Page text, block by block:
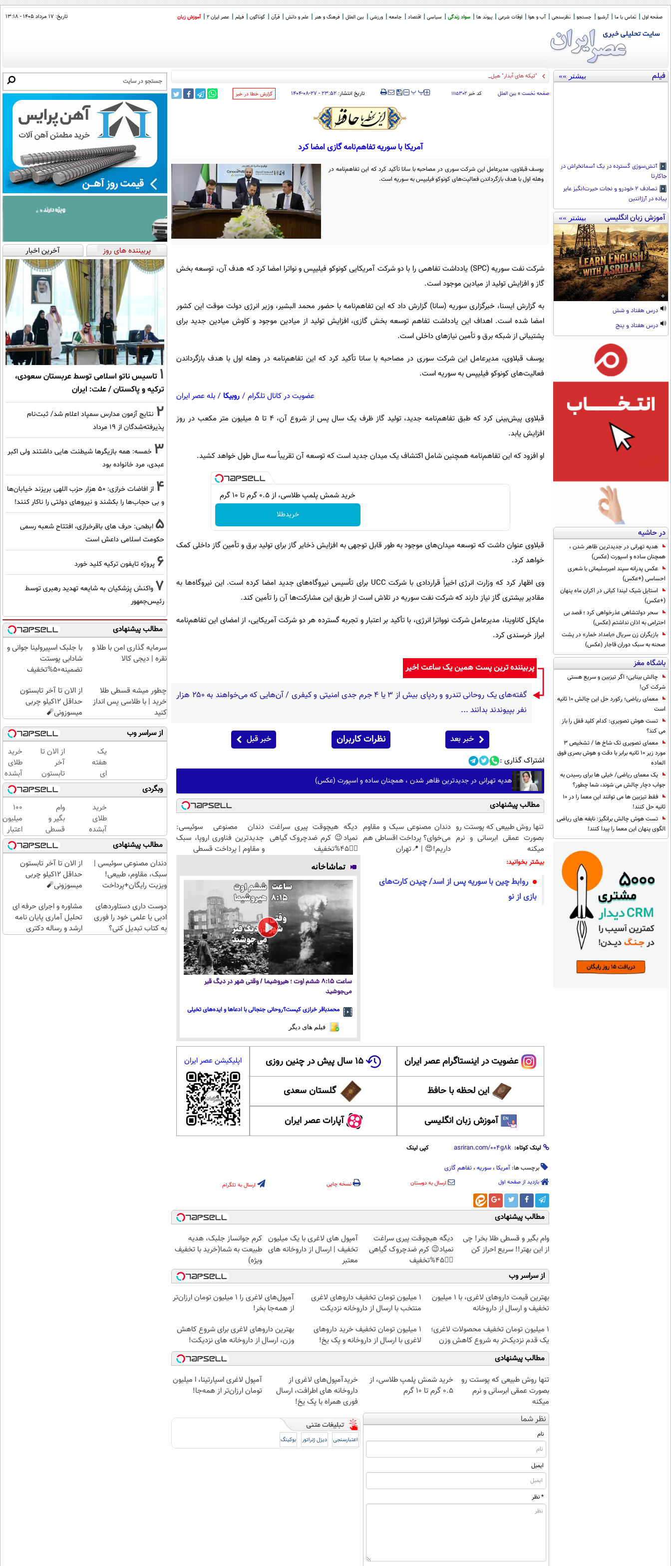
صفحه اول تماس با ما آرشیو جستجو نظرسنجی آب و هوا اوقات شرعی پیوند ها سواد زندگی سیاسی اقتصاد جامعه ورزشی بین الملل فرهنگ و هنر علم و دانش قرآن گوناگون فیلم عصر ایران 2 آموزش زبان تاریخ: ۱۷ مرداد ۱۴۰۵ - ۱۳:۱۸
فیلم بیشتر »»
آتش‌سوزی گسترده در یک آسمانخراش در
جاکارتا
تصادف ۲ خودرو و نجات حیر‌ت‌انگیز عابر
پیاده در آرژانتین
آموزش زبان انگلیسی بیشتر »»
درس هفتاد و شش
درس هفتاد و پنج
در حاشیه
هدیه تهرانی در جدیدترین ظاهر شدن ،
همچنان ساده و اسپورت (عکس)
عکس پدرانه سپند امیرسلیمانی با شعری
احساسی (+عکس)
استایل شیک لیندا کیانی در اکران ماه پنهان
(+عکس)
سحر دولتشاهی عذرخواهی کرد ؛ قصد بی
احترامی به اذان نداشتم (عکس)
بازیگران زن سریال «بامداد خمار» در پشت
صحنه به سبک دوران قاجار (عکس)
باشگاه مغز
چالش بینایی؛ اگر تیزبین و سریع هستی
شرکت کن!
معمای ریاضی؛ رکورد حل این چالش 10 ثانیه
است
تست هوش تصویری: کدام کلید قفل را باز
می کند؟
معمای تصویری تک شاخ ها / تشخیص 3
مورد زیر 10 ثانیه برابر با دقت و هوش بصری فوق
العاده
یک معمای ریاضی/ خیلی ها برای رسیدن به
جواب دچار چالش می شوند، شما چطور؟
فقط تیزبین ها می توانند این معما را در 10
ثانیه حل کنند!
تست هوش چالش برانگیز: نابغه های ریاضی
الگوی پنهان این معما را پیدا کنند!
"تیکه های آبدار" هیلاری کلینتون به ت
صفحه نخست » بین الملل کد خبر ۱۱۱۵۳۰۲ ‍‍‍ پ پ تاریخ انتشار: ۲۳:۵۲ - ۲۷-۰۸-۱۴۰۴ ‌گزارش خطا در خبر
آمریکا با سوریه تفاهم‌نامه گازی امضا کرد
یوسف قبلاوی، مدیرعامل این شرکت سوری در مصاحبه با سانا تأکید کرد که این تفاهم‌نامه در
وهله اول با هدف بازگرداندن فعالیت‌های کونوکو فیلیپس به سوریه است.
شرکت نفت سوریه (SPC) یادداشت تفاهمی را با دو شرکت‌ آمریکایی کونوکو فیلیپس و نواترا امضا کرد که هدف آن، توسعه بخش
گاز و افزایش تولید از میادین موجود است.
به گزارش ایسنا، خبرگزاری سوریه (سانا) گزارش داد که این تفاهم‌نامه با حضور محمد البشیر، وزیر انرژی دولت موقت این کشور
امضا شده است. اهداف این یادداشت تفاهم توسعه بخش گازی، افزایش تولید از میادین موجود و کاوش میادین جدید برای
پشتیبانی از شبکه برق و تأمین نیازهای داخلی است.
یوسف قبلاوی، مدیرعامل این شرکت سوری در مصاحبه با سانا تأکید کرد که این تفاهم‌نامه در وهله اول با هدف بازگرداندن
فعالیت‌های کونوکو فیلیپس به سوریه است.
عضویت در کانال تلگرام / روبیکا / بله عصر ایران
قبلاوی پیش‌بینی کرد که طبق تفاهم‌نامه جدید، تولید گاز ظرف یک سال پس از شروع آن، ۴ تا ۵ میلیون متر مکعب در روز
افزایش یابد.
او افزود که این تفاهم‌نامه همچنین شامل اکتشاف یک میدان جدید است که توسعه آن تقریباً سه سال طول خواهد کشید.
خرید شمش پلمپ طلاسی، از ۰.۵ گرم تا ۱۰ گرم
خریدطلا
قبلاوی عنوان داشت که توسعه میدان‌های موجود به طور قابل توجهی به افزایش ذخایر گاز برای تولید برق و تأمین گاز داخلی کمک
خواهد کرد.
وی اظهار کرد که وزارت انرژی اخیراً قراردادی با شرکت UCC برای تأسیس نیروگاه‌های جدید امضا کرده است. این نیروگاه‌ها به
مقادیر بیشتری گاز نیاز دارند که شرکت نفت سوریه در تلاش است از طریق این مشارکت‌ها آن را تأمین کند.
مایکل کاناوینا، مدیرعامل شرکت نوواترا انرژی، با تأکید بر اعتبار و تجربه گسترده هر دو شرکت آمریکایی، از امضای این تفاهم‌نامه
ابراز خرسندی کرد.
پربیننده ترین پست همین یک ساعت اخیر
گفته‌های یک روحانی تندرو و ردپای بیش از ۳ یا ۴ جرم جدی امنیتی و کیفری / آن‌هایی که می‌خواهند به ۲۵۰ هزار
نفر بپیوندند بدانند ...
خبر بعد نظرات کاربران خبر قبل
اشتراک گذاری :
هدیه تهرانی در جدیدترین ظاهر شدن ، همچنان ساده و اسپورت (عکس)
مطالب پیشنهادی
تنها روش طبیعی که پوستت رو
بصورت عمقی ابرسانی و نرم
میکنه
دندان مصنوعی سبک و مقاوم
می‌خوای؟ پرداخت اقساطی هم
داریم!😍 | 📍تهران
دیگه هیچوقت پیری سراغت
نمیاد😉 کرم ضدچروک گیاهی
👈🏻45%تخفیف
دندان مصنوعی سوئیسی:
جدیدترین فناوری اروپا، سبک
و مقاوم | پرداخت قسطی
بیشتر بخوانید:
روابط چین با سوریه پس از اسد/ چیدن کارت‌های
بازی از نو
تماشاخانه
ساعت ۸:۱۵ ششم اوت ؛ هیروشیما / وقتی شهر در دیگ قیر
می‌جوشید
محمدباقر خرازی کیست؟روحانی جنجالی با ادعاها و ایده‌های تخیلی
فیلم های دیگر
عضویت در اینستاگرام عصر ایران ۱۵ سال پیش در چنین روزی
این لحظه با حافظ گلستان سعدی
آموزش زبان انگلیسی آپارات عصر ایران
اپلیکیشن عصر ایران
لینک کوتاه: کپی لینک
برچسب ها: آمریکا ، سوریه ، تفاهم گازی
بازدید از صفحه اول ارسال به دوستان نسخه چاپی ارسال به تلگرام
مطالب پیشنهادی
وام بگیر و قسطی طلا بخر! چی
از این بهتر!! سریع احراز کن
دیگه هیچوقت پیری سراغت
نمیاد😉 کرم ضدچروک گیاهی
👈🏻45%تخفیف
آمپول های لاغری با یک میلیون
تخفیف | ارسال از داروخانه های
معتبر
کرم جوانساز جلبک، هدیه
طبیعت به شما(خرید با تخفیف
ویژه)
از سراسر وب
بهترین قیمت داروهای لاغری، با ۱ میلیون
تخفیف و ارسال از داروخانه‌
۱ میلیون تومان تخفیف داروهای لاغری
منتخب با ارسال از داروخانه نزدیکت
آمپول‌های لاغری را ۱ میلیون تومان ارزان‌تر
از همه‌جا بخر!
۱ میلیون تومان تخفیف محصولات لاغری؛
یک قدم نزدیک‌تر به شروع کاهش وزن
1 میلیون تومان تخفیف خرید داروهای
لاغری با ارسال از داروخانه و پک یخ!
بهترین داروهای لاغری برای شروع کاهش
وزن، ارسال از داروخانه های نزدیکت!
مطالب پیشنهادی
تنها روش طبیعی که پوستت رو
بصورت عمقی ابرسانی و نرم
میکنه
خرید شمش پلمپ طلاسی، از
۰.۵ گرم تا ۱۰ گرم
خریدآمپول‌های لاغری از
داروخانه های اطرافت، ارسال
فوری همراه با پک یخ!
آمپول لاغری اسپارتینا، ا میلیون
تومان ارزان‌تر از همه‌جا!
نظر شما
نام
ایمیل
* نظر
اعتبارسنجی دیزل ژنراتور بوکینگ
پربیننده های روز آخرین اخبار
1 تاسیس ناتو اسلامی توسط عربستان سعودی،
ترکیه و پاکستان / علت: ایران
2 نتایج آزمون مدارس سمپاد اعلام شد/ ثبت‌نام
پذیرفته‌شدگان از ۱۹ مرداد
3 خمسه: همه بازیگرها شیطنت هایی داشتند ولی اکبر
عبدی، مرد خانواده بود
4
از افاضات خرازی: ۵۰ هزار حزب اللهی بریزند خیابان‌ها
و بی حجاب‌ها را بکشند و نیرو‌های دولتی را ناکار کنند!
5 ابطحی: حرف های باقرخرازی، افتتاح شعبه رسمی
حکومت اسلامی داعش است
6 پروژه تایفون ترکیه کلید خورد
7 واکنش پزشکیان به شایعه تهدید رهبری توسط
رئیس‌جمهور
مطالب پیشنهادی
سرمایه گذاری امن با طلا و
نقره | دیجی کالا
با جلبک اسپیرولینا جوانی و
شادابی پوستت
تضمینه50%تخفیف
چطور میشه قسطی طلا
خرید | با طلاسی پس انداز
کنید
از الان تا آخر تابستون
حداقل 12کیلو چربی
میسوزونی🧨
از سراسر وب
یک
هفته
ای
کتابت
را با
مجوز
رسمی
چاپ
کن !
کلیک
کن تا
فرصت
هست
از الان تا
آخر
تابستون
حداقل
12کیلو
چربی
میسوزونی
🧨
خرید
طلای
آبشده
حتی با
۱۰۰هزارتومان
وبگردی
خرید
طلای
آبشده
حتی با
۱۰۰هزارتومان
وام
بگیر و
قسطی
طلا
بخر!
چی از
این
بهتر!!
احراز
کن
100
میلیون
اعتبار
خرید
طلای
آب
مطالب پیشنهادی
دندان مصنوعی سوئیسی |
سبک، مقاوم، طبیعی!
ویزیت رایگان+پرداخت
از الان تا آخر تابستون
حداقل 12کیلو چربی
میسوزونی🧨
دوست داری دستاوردهای
ادبی یا علمی خود را فوری
به کتاب تبدیل کنی؟
مشاوره و اجرای حرفه ای
تحلیل آماری پایان نامه
ارشد و رساله دکتری